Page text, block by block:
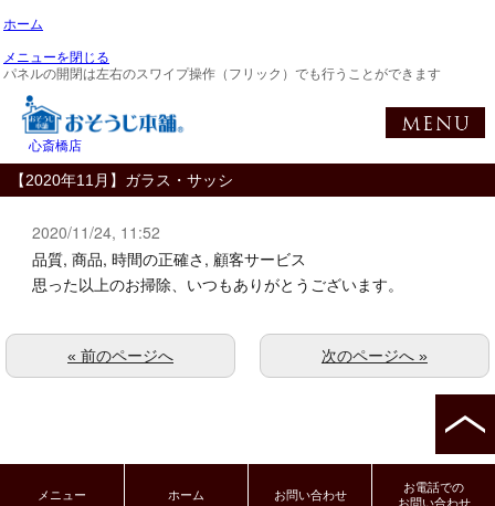
ホーム
メニューを閉じる
パネルの開閉は左右のスワイプ操作（フリック）でも行うことができます
心斎橋店
【2020年11月】ガラス・サッシ
2020/11/24, 11:52
品質, 商品, 時間の正確さ, 顧客サービス
思った以上のお掃除、いつもありがとうございます。
次のページへ »
« 前のページへ
メニュー ホーム お問い合わせ
お電話での
お問い合わせ